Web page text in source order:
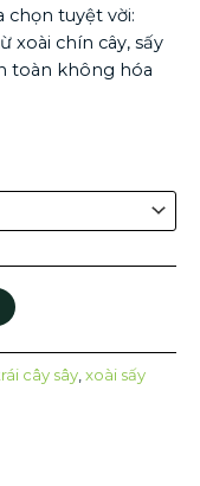
chọn tuyệt vời:
xoài chín cây, sấy
toàn không hóa
cây sây xoài sấy